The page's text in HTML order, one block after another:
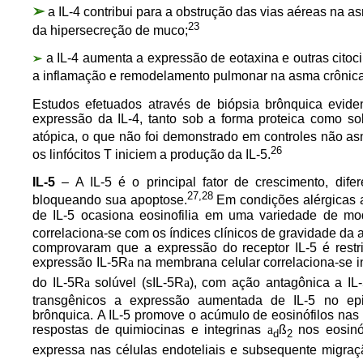
➢a IL-4 contribui para a obstrução das vias aéreas na
da hipersecreção de muco;23
➢ a IL-4 aumenta a expressão de eotaxina e outras
a inflamação e remodelamento pulmonar na asma
Estudos efetuados através de biópsia brônquica
expressão da IL-4, tanto sob a forma proteica como
atópica, o que não foi demonstrado em controles não
os linfócitos T iniciem a produção da IL-5.26
IL-5– A IL-5 é o principal fator de crescimento,
bloqueando sua apoptose.27,28Em condições alérgicas
de IL-5 ocasiona eosinofilia em uma variedade de
correlaciona-se com os índices clínicos de gravidade da
comprovaram que a expressão do receptor IL-5 é
expressão IL-5Ra na membrana celular correlaciona-se
do IL-5Rasolúvel (sIL-5Ra), com ação antagônica a
transgênicos a expressão aumentada de IL-5 no
brônquica. A IL-5 promove o acúmulo de eosinófilos
respostas de quimiocinas e integrinas adß2nos
expressa nas células endoteliais e subsequente